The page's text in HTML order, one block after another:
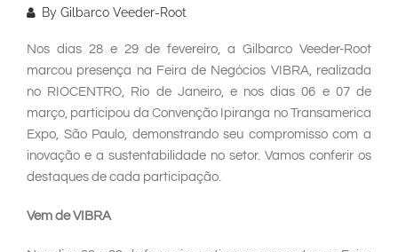
By Gilbarco Veeder-Root
Nos dias 28 e 29 de fevereiro, a Gilbarco Veeder-Root
marcou presença na Feira de Negócios VIBRA, realizada
no RIOCENTRO, Rio de Janeiro, e nos dias 06 e 07 de
março, participou da Convenção Ipiranga no Transamerica
Expo, São Paulo, demonstrando seu compromisso com a
inovação e a sustentabilidade no setor. Vamos conferir os
destaques de cada participação.
Vem de VIBRA